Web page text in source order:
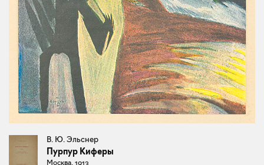
В. Ю. Эльснер
Пурпур Киферы
Москва, 1913